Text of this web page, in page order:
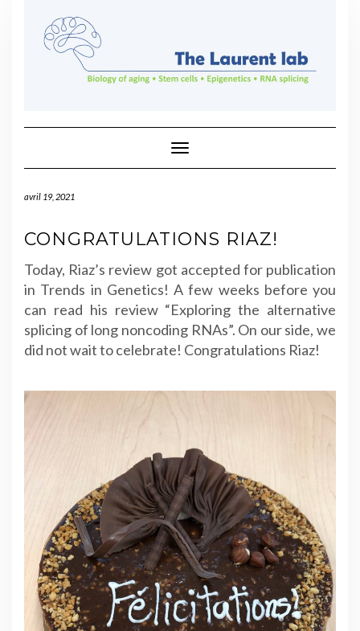
Toggle Navigation
avril 19, 2021
CONGRATULATIONS RIAZ!
Today, Riaz’s review got accepted for publication
in Trends in Genetics! A few weeks before you
can read his review “Exploring the alternative
splicing of long noncoding RNAs”. On our side, we
did not wait to celebrate! Congratulations Riaz!